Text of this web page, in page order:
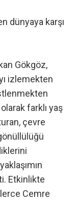
dünyaya karşı
Gökgöz,
izlemekten
farklı yaş
çevre
Etkinlikte
Cemre